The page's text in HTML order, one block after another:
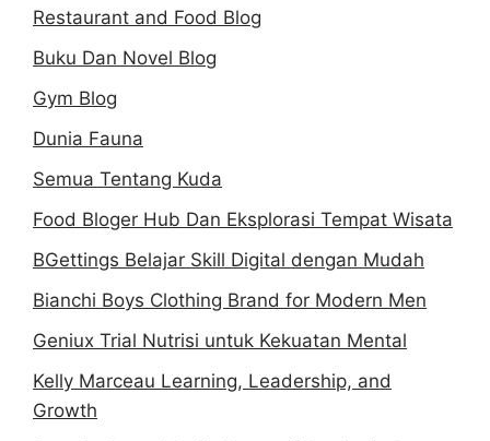
Restaurant and Food Blog
Buku Dan Novel Blog
Gym Blog
Dunia Fauna
Semua Tentang Kuda
Food Bloger Hub Dan Eksplorasi Tempat Wisata
BGettings Belajar Skill Digital dengan Mudah
Bianchi Boys Clothing Brand for Modern Men
Geniux Trial Nutrisi untuk Kekuatan Mental
Kelly Marceau Learning, Leadership, and
Growth